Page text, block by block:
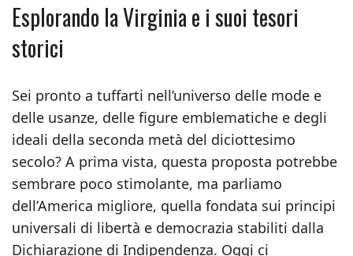
Esplorando la Virginia e i suoi tesori
storici
Sei pronto a tuffarti nell’universo delle mode e
delle usanze, delle figure emblematiche e degli
ideali della seconda metà del diciottesimo
secolo? A prima vista, questa proposta potrebbe
sembrare poco stimolante, ma parliamo
dell’America migliore, quella fondata sui principi
universali di libertà e democrazia stabiliti dalla
Dichiarazione di Indipendenza. Oggi ci